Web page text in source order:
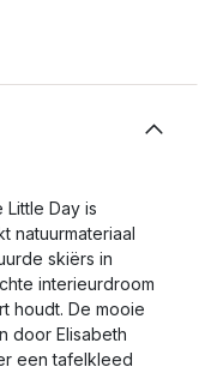
Day is
natuurmateriaal
skiërs in
interieurdroom
houdt. De mooie
door Elisabeth
een tafelkleed